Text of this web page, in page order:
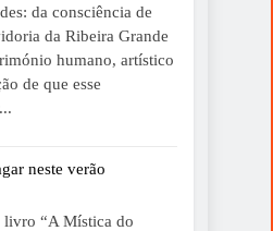
da consciência de
da Ribeira Grande
humano, artístico
de que esse
neste verão
livro “A Mística do